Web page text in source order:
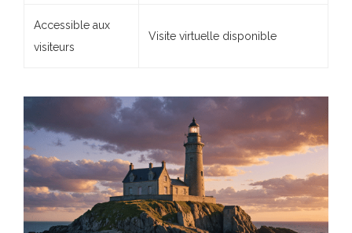
Accessible aux
visiteurs
Visite virtuelle disponible